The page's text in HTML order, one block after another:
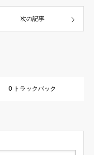
次の記事
0 トラックバック